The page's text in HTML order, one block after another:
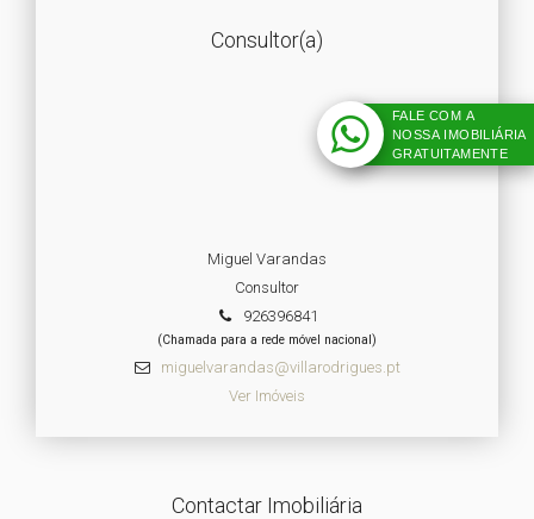
Consultor(a)
Miguel Varandas
Consultor
926396841
(Chamada para a rede móvel nacional)
miguelvarandas@villarodrigues.pt
Ver Imóveis
Contactar Imobiliária
FALE COM A
NOSSA IMOBILIÁRIA
GRATUITAMENTE